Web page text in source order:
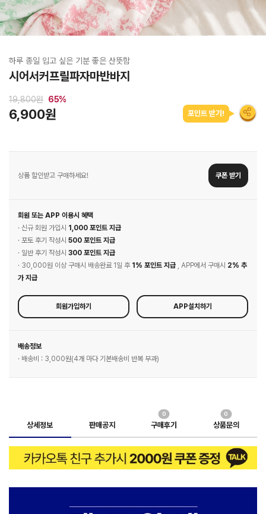
하루 종일 입고 싶은 기분 좋은 산뜻함
시어서커프릴파자마반바지
19,800원 65%
6,900원 포인트 받기!
상품 할인받고 구매하세요! 쿠폰 받기
회원 또는 APP 이용시 혜택
· 신규 회원 가입시 1,000 포인트 지급
· 포토 후기 작성시 500 포인트 지급
· 일반 후기 작성시 300 포인트 지급
· 30,000원 이상 구매시 배송완료 1일 후 1% 포인트 지급 , APP에서 구매시 2% 추
가 지급
회원가입하기 APP설치하기
배송정보
· 배송비 : 3,000원(4개 마다 기본배송비 반복 부과)
상세정보 판매공지 구매후기
0
상품문의
0